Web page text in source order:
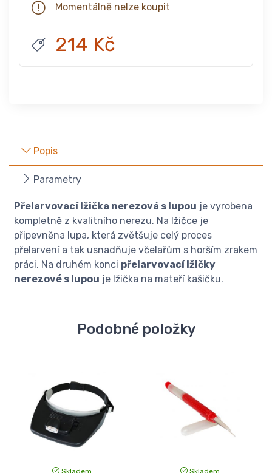
Momentálně nelze koupit
214 Kč
Popis
Parametry
Přelarvovací lžička nerezová s lupou je vyrobena
kompletně z kvalitního nerezu. Na lžičce je
připevněna lupa, která zvětšuje celý proces
přelarvení a tak usnadňuje včelařům s horším zrakem
práci. Na druhém konci přelarvovací lžičky
nerezové s lupou je lžička na mateří kašičku.
Podobné položky